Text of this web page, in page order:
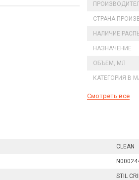
СТРАНА
НАЛИЧИЕ
НАЗНАЧЕНИЕ
ОБЪЕМ, МЛ
КАТЕГОРИЯ В
Смотреть все
CLEAN
STIL